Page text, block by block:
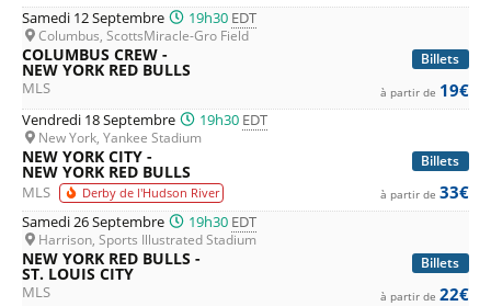
Samedi 12 Septembre 19h30 EDT
Columbus, ScottsMiracle-Gro Field
Billets
COLUMBUS CREW -
NEW YORK RED BULLS
MLS à partir de 19€
Vendredi 18 Septembre 19h30 EDT
New York, Yankee Stadium
Billets
NEW YORK CITY -
NEW YORK RED BULLS
MLS Derby de l'Hudson River à partir de 33€
Samedi 26 Septembre 19h30 EDT
Harrison, Sports Illustrated Stadium
Billets
NEW YORK RED BULLS -
ST. LOUIS CITY
MLS à partir de 22€